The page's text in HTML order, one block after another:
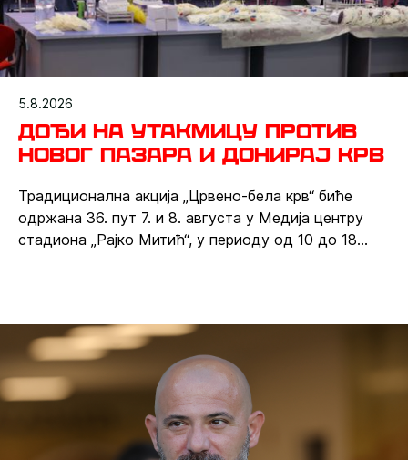
5.8.2026
Дођи на утакмицу против
Новог Пазара и донирај крв
Традиционална акција „Црвено-бела крв“ биће
одржана 36. пут 7. и 8. августа у Медија центру
стадиона „Рајко Митић“, у периоду од 10 до 18
црвено-белима у мечу четвртог кола домаћег
првенства.